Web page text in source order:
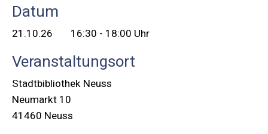
Datum
21.10.26 16:30 - 18:00 Uhr
Veranstaltungsort
Stadtbibliothek Neuss
Neumarkt 10
41460 Neuss